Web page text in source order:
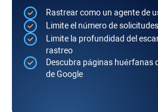
Rastrear como un agente de
Limite el número de
Limite la profundidad del
rastreo
Descubra páginas huérfanas
de Google